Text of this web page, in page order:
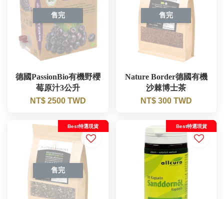
售完
德國PassionBio有機野櫻
莓原汁3公升
NT$ 2500 TWD
售完
Nature Border德國有機
沙棘博士茶
NT$ 300 TWD
售完
Best特選現貨 Best特選現貨